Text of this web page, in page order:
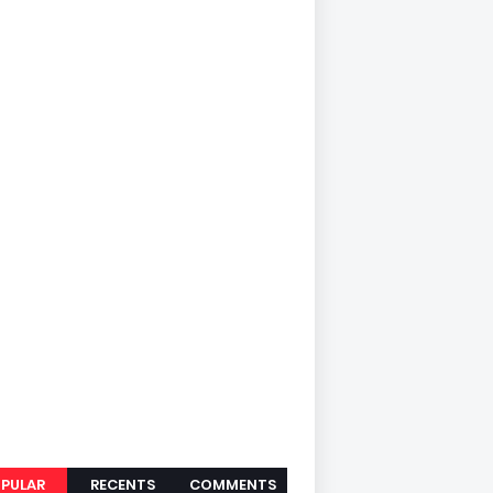
RECENTS COMMENTS